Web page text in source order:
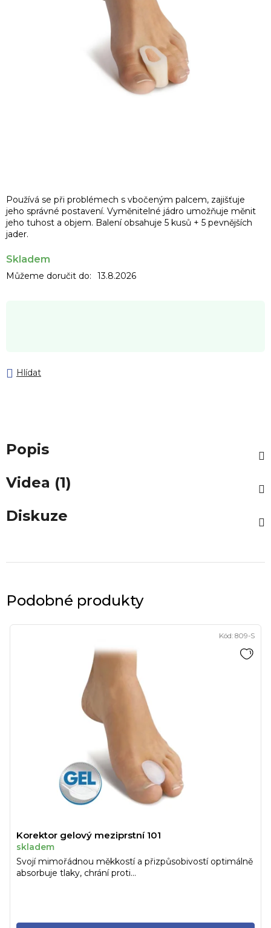
Používá se při problémech s vbočeným palcem, zajišťuje
jeho správné postavení. Vyměnitelné jádro umožňuje měnit
jeho tuhost a objem. Balení obsahuje 5 kusů + 5 pevnějších
jader.
Skladem
Můžeme doručit do: 13.8.2026
Hlídat
Popis
Videa (1)
Diskuze
Podobné produkty
Korektor gelový meziprstní 101
skladem
Svojí mimořádnou měkkostí a přizpůsobivostí optimálně
absorbuje tlaky, chrání proti...
Kód: 809-S